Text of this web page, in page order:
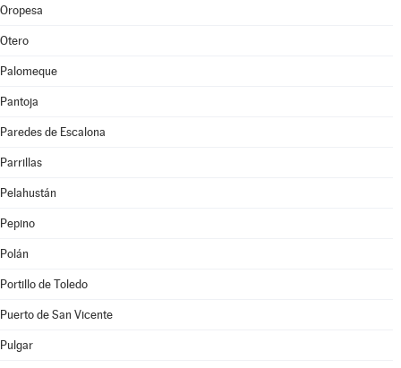
Oropesa
Otero
Palomeque
Pantoja
Paredes de Escalona
Parrillas
Pelahustán
Pepino
Polán
Portillo de Toledo
Puerto de San Vicente
Pulgar